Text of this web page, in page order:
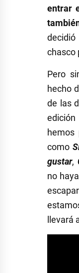
entrar
chasco
Pero
hecho
de las
hemos
como
gustar,
no
llevará